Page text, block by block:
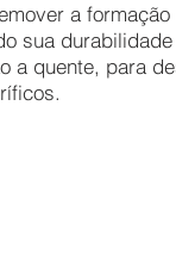
a
sua
a quente, para